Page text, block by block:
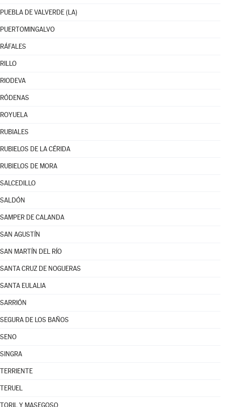
PUEBLA DE VALVERDE (LA)
PUERTOMINGALVO
RÁFALES
RILLO
RIODEVA
RÓDENAS
ROYUELA
RUBIALES
RUBIELOS DE LA CÉRIDA
RUBIELOS DE MORA
SALCEDILLO
SALDÓN
SAMPER DE CALANDA
SAN AGUSTÍN
SAN MARTÍN DEL RÍO
SANTA CRUZ DE NOGUERAS
SANTA EULALIA
SARRIÓN
SEGURA DE LOS BAÑOS
SENO
SINGRA
TERRIENTE
TERUEL
TORIL Y MASEGOSO